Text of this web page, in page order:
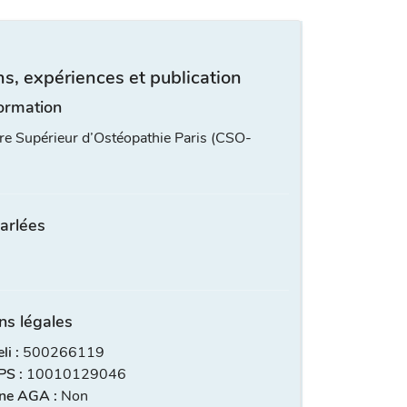
expériences et publication
Supérieur d’Ostéopathie Paris (CSO-
légales
: 500266119
: 10010129046
AGA : Non